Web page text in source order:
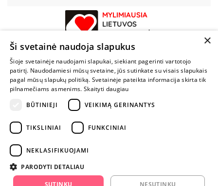
MYLIMIAUSIA
LIETUVOS
ELEKTRONINĖ
PARDUOTUVĖ
NENUSTOK
ŽAISTI
+370 600 84088
info@fantazijos.lt
instagram.com/fantazijos.lt
×
Ši svetainė naudoja slapukus
Šioje svetainėje naudojami slapukai, siekiant pagerinti vartotojo
patirtį. Naudodamiesi mūsų svetaine, jūs sutinkate su visais slapukais
pagal mūsų slapukų politiką. Svetainėje pateikta informacija skirta tik
pilnamečiams asmenims. Skaityti daugiau
BŪTINIEJI
VEIKIMĄ GERINANTYS
TIKSLINIAI FUNKCINIAI
NEKLASIFIKUOJAMI
PARODYTI DETALIAU
SUTINKU NESUTINKU